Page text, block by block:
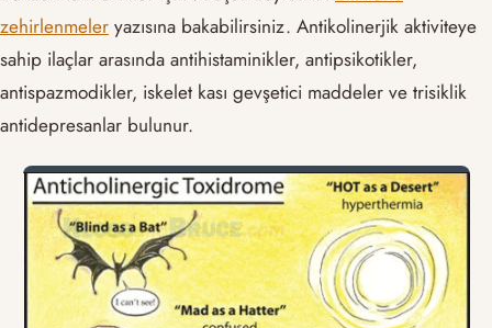
zehirlenmeler yazısına bakabilirsiniz. Antikolinerjik aktiviteye
sahip ilaçlar arasında antihistaminikler, antipsikotikler,
antispazmodikler, iskelet kası gevşetici maddeler ve trisiklik
antidepresanlar bulunur.